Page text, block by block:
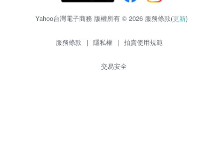
Yahoo台灣電子商務 版權所有 © 2026 服務條款(更新)
服務條款 | 隱私權 | 拍賣使用規範
交易安全